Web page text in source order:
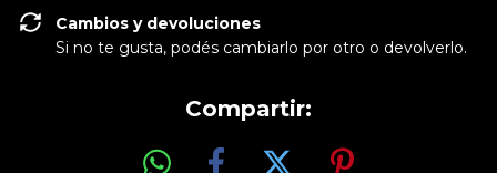
Cambios y devoluciones
Si no te gusta, podés cambiarlo por otro o devolverlo.
Compartir: